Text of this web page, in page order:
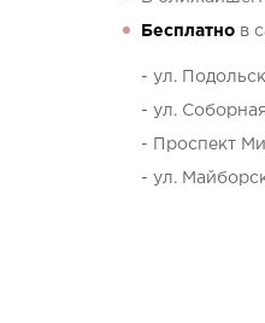
Бесплатно в
- ул.
- ул.
- Проспект
- ул.